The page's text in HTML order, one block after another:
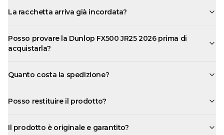
La racchetta arriva già incordata?
Posso provare la Dunlop FX500 JR25 2026 prima di
acquistarla?
Quanto costa la spedizione?
Posso restituire il prodotto?
Il prodotto è originale e garantito?